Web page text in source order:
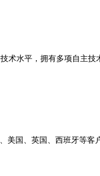
术水平，拥有多项自主
美国、英国、西班牙等